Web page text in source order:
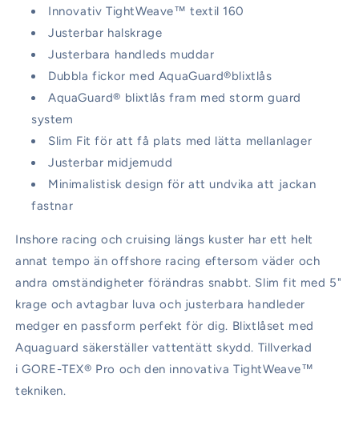
Innovativ TightWeave™ textil 160
Justerbar halskrage
Justerbara handleds muddar
Dubbla fickor med AquaGuard®blixtlås
AquaGuard® blixtlås fram med storm guard
system
Slim Fit för att få plats med lätta mellanlager
Justerbar midjemudd
Minimalistisk design för att undvika att jackan
fastnar
Inshore racing och cruising längs kuster har ett helt
annat tempo än offshore racing eftersom väder och
andra omständigheter förändras snabbt. Slim fit med 5"
krage och avtagbar luva och justerbara handleder
medger en passform perfekt för dig. Blixtlåset med
Aquaguard säkerställer vattentätt skydd. Tillverkad
iGORE-TEX® Pro och den innovativa TightWeave™
tekniken.